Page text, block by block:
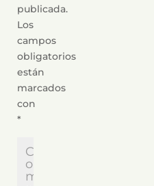
publicada.
Los
campos
obligatorios
están
marcados
con
*